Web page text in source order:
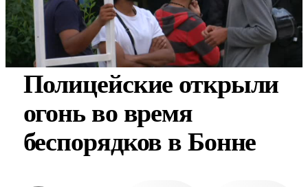
Полицейские открыли
огонь во время
беспорядков в Бонне